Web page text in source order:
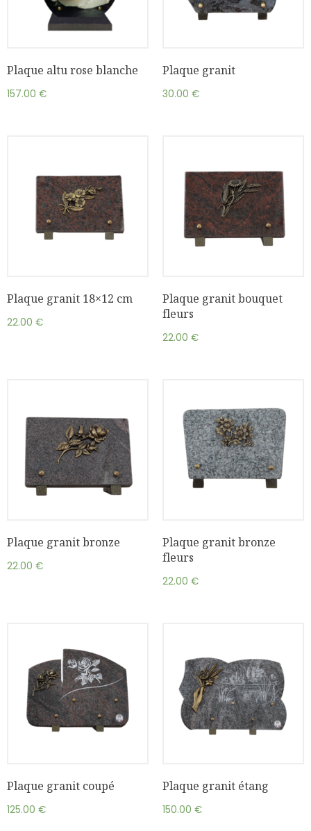
Plaque altu rose blanche
157.00 €
Plaque granit
30.00 €
Plaque granit 18×12 cm
22.00 €
Plaque granit bouquet
fleurs
22.00 €
Plaque granit bronze
22.00 €
Plaque granit bronze
fleurs
22.00 €
Plaque granit coupé
125.00 €
Plaque granit étang
150.00 €